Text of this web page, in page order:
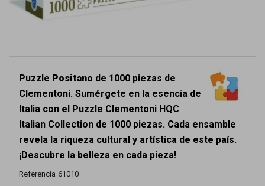
Puzzle Positano de 1000 piezas de
Clementoni. Sumérgete en la esencia de
Italia con el Puzzle Clementoni HQC
Italian Collection de 1000 piezas. Cada ensamble
revela la riqueza cultural y artística de este país.
¡Descubre la belleza en cada pieza!
Referencia 61010